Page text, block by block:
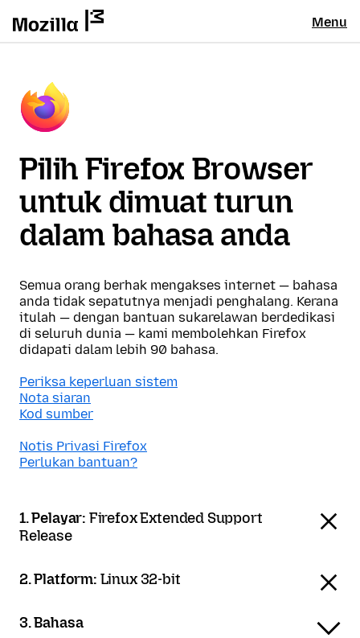
Menu
Pilih Firefox Browser
untuk dimuat turun
dalam bahasa anda
Semua orang berhak mengakses internet — bahasa
anda tidak sepatutnya menjadi penghalang. Kerana
itulah — dengan bantuan sukarelawan berdedikasi
di seluruh dunia — kami membolehkan Firefox
didapati dalam lebih 90 bahasa.
Periksa keperluan sistem
Nota siaran
Kod sumber
Notis Privasi Firefox
Perlukan bantuan?
1. Pelayar: Firefox Extended Support
Release
2. Platform: Linux 32-bit
3. Bahasa